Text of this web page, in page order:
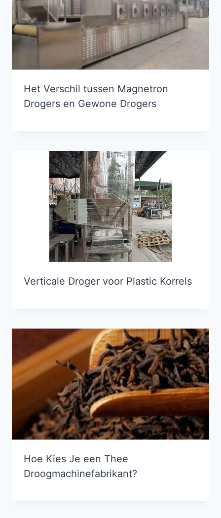
Het Verschil tussen Magnetron
Drogers en Gewone Drogers
Verticale Droger voor Plastic Korrels
Hoe Kies Je een Thee
Droogmachinefabrikant?